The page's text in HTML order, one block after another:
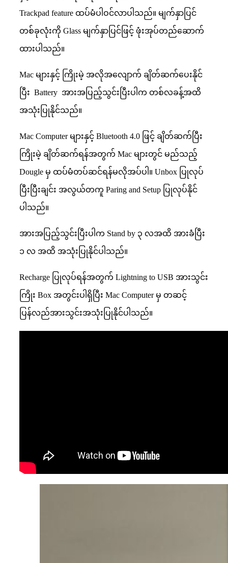
Trackpad feature ထပ်မံပါဝင်လာပါသည်။ မျက်နှာပြင်
တစ်ခုလုံးကို Glass မျက်နှာပြင်ဖြင့် ဖုံးအုပ်တည်ဆောက်
ထားပါသည်။
Mac များနှင့် ကြိုးမဲ့ အလိုအလျောက် ချိတ်ဆက်ပေးနိုင်
ပြီး Battery အားအပြည့်သွင်းပြီးပါက တစ်လခန့်အထိ
အသုံးပြုနိုင်သည်။
​Mac Computer များနှင့် Bluetooth 4.0 ဖြင့် ချိတ်ဆက်ပြီး
ကြိုးမဲ့ ချိတ်ဆက်ရန်အတွက် Mac များတွင် မည်သည့်
Dougle မှ ထပ်မံတပ်ဆင်ရန်မလိုအပ်ပါ။ Unbox ပြုလုပ်
ပြီးပြီးချင်း အလွယ်တကူ Paring and Setup ပြုလုပ်နိုင်
ပါသည်။
အားအပြည့်သွင်းပြီးပါက Stand by ၃ လအထိ အားခံပြီး
၁ လ အထိ အသုံးပြုနိုင်ပါသည်။
Recharge ပြုလုပ်ရန်အတွက် Lightning to USB အားသွင်း
ကြိုး Box အတွင်းပါရှိပြီး Mac Computer မှ တဆင့်
ပြန်လည်အားသွင်းအသုံးပြုနိုင်ပါသည်။